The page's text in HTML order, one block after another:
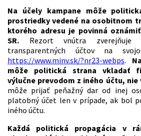
Na účely kampane môže
prostriedky vedené na osobitnom
ktorého adresu je povinná
SR. Rezort vnútra zverejňuje
transparentných účtov na
https://www.minv.sk/?nr23-webps.
môže politická strana vkladať
výlučne prevodom z iného účtu,
môže prijať peňažný dar od inej
platobný účet len v prípade, ak bol
iného účtu.
Každá politická propagácia v